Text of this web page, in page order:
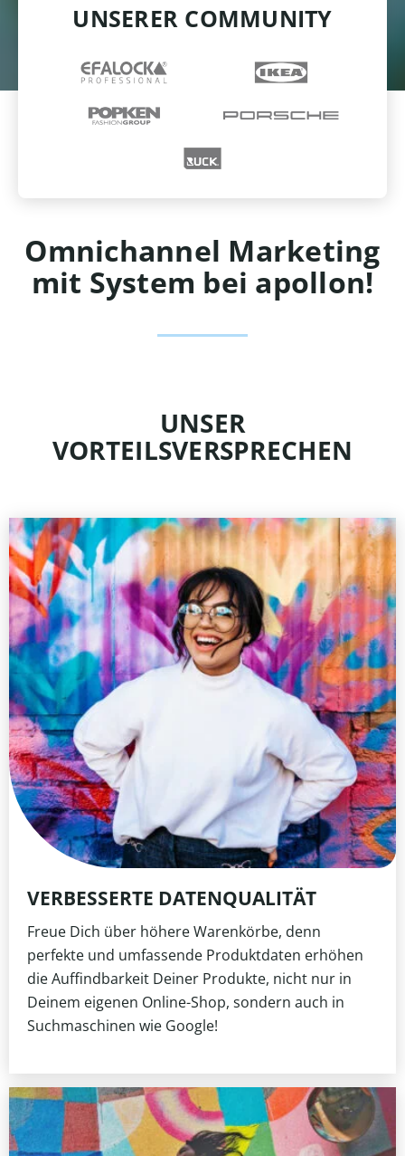
UNSERER COMMUNITY
Omnichannel Marketing
mit System bei apollon!
UNSER
VORTEILSVERSPRECHEN
VERBESSERTE DATENQUALITÄT
Freue Dich über höhere Warenkörbe, denn
perfekte und umfassende Produktdaten erhöhen
die Auffindbarkeit Deiner Produkte, nicht nur in
Deinem eigenen Online-Shop, sondern auch in
Suchmaschinen wie Google!